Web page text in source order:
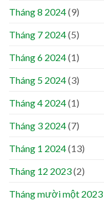
Tháng 8 2024(9)
Tháng 7 2024(5)
Tháng 6 2024(1)
Tháng 5 2024(3)
Tháng 4 2024(1)
Tháng 3 2024(7)
Tháng 1 2024(13)
Tháng 12 2023(2)
Tháng mười một 2023